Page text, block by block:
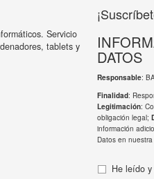
Servicio
tablets y
DATOS
Responsable:
Finalidad:
Legitimación:
obligación legal;
información
Datos en nuestra
He leído